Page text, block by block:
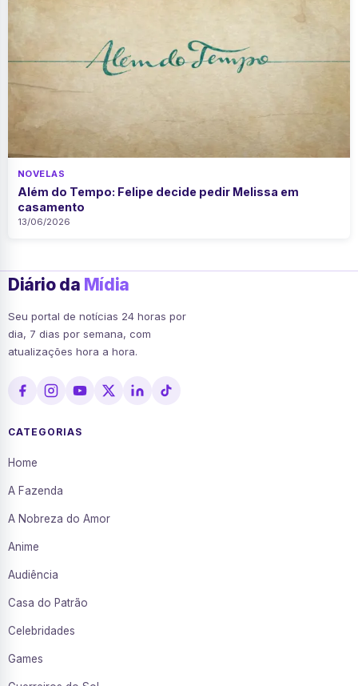
NOVELAS
Além do Tempo: Felipe decide pedir Melissa em
casamento
13/06/2026
Diário da Mídia
Seu portal de notícias 24 horas por
dia, 7 dias por semana, com
atualizações hora a hora.
CATEGORIAS
Home
A Fazenda
A Nobreza do Amor
Anime
Audiência
Casa do Patrão
Celebridades
Games